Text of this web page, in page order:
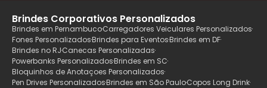
Brindes Corporativos Personalizados
Brindes em PernambucoCarregadores Veiculares Personalizados
Fones PersonalizadosBrindes para EventosBrindes em DF
Brindes no RJCanecas Personalizadas
Powerbanks PersonalizadosBrindes em SC
Bloquinhos de Anotaçoes Personalizados
Pen Drives PersonalizadosBrindes em São PauloCopos Long Drink